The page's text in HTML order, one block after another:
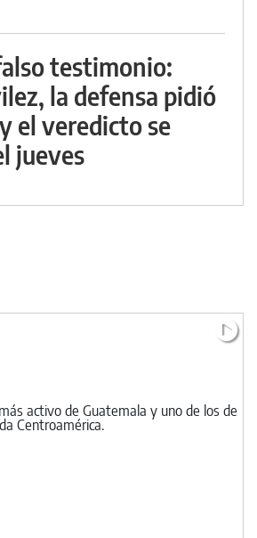
testimonio:
la defensa pidió
el veredicto se
jueves